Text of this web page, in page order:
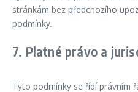
stránkám bez předchozího
podmínky.
7. Platné právo a
Tyto podmínky se řídí právním